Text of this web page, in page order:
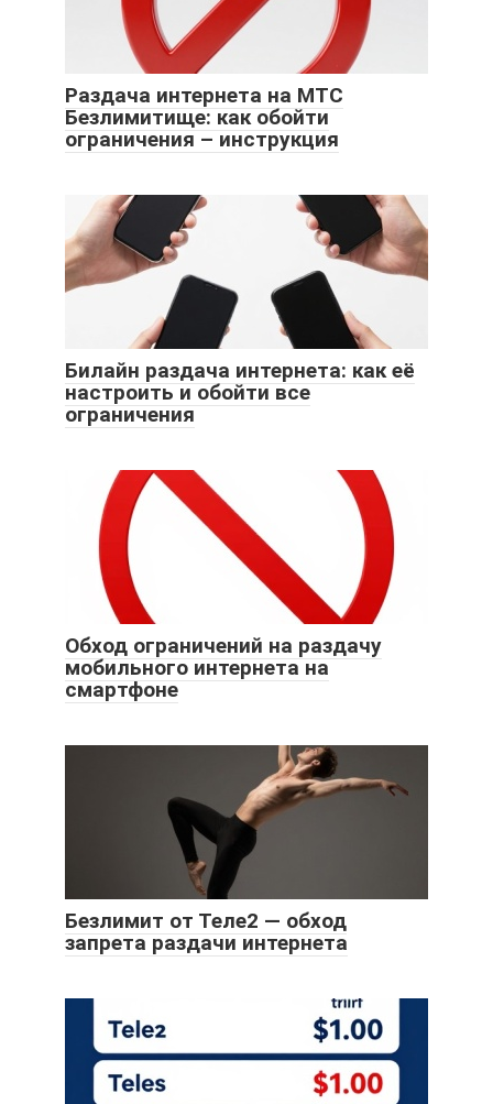
Раздача интернета на МТС
Безлимитище: как обойти
ограничения – инструкция
Билайн раздача интернета: как её
настроить и обойти все
ограничения
Обход ограничений на раздачу
мобильного интернета на
смартфоне
Безлимит от Теле2 — обход
запрета раздачи интернета